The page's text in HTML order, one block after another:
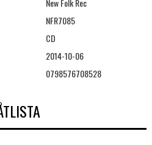
New Folk Rec
NFR7085
CD
2014-10-06
0798576708528